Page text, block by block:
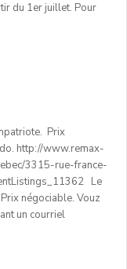
du 1er juillet. Pour
Prix
http://www.remax-
3315-rue-france-
Le
négociable. Vouz
un courriel